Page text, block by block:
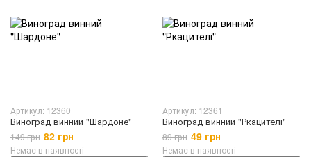
Артикул: 12360
Виноград винний "Шардоне"
149 грн 82 грн
Немає в наявності
Артикул: 12361
Виноград винний "Ркацителі"
89 грн 49 грн
Немає в наявності